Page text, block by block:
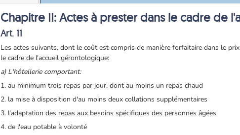
Chapitre II: Actes à prester dans le cadre de
Art. 11
Les actes suivants, dont le coût est compris de manière forfaitaire dans le
le cadre de l'accueil gérontologique:
a) L'hôtellerie comportant:
1. au minimum trois repas par jour, dont au moins un repas chaud
2. la mise à disposition d'au moins deux collations supplémentaires
3. l'adaptation des repas aux besoins spécifiques des personnes âgées
4. de l'eau potable à volonté